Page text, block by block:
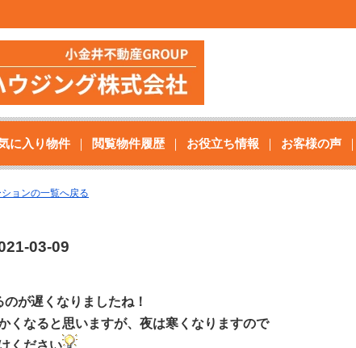
に入り物件 閲覧物件履歴 お役立ち情報 お客様の声
ョンの一覧へ戻る
03-09
が遅くなりましたね！
くなると思いますが、夜は寒くなりますので